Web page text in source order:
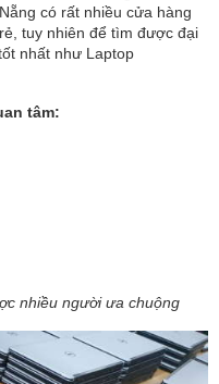
có rất nhiều cửa hàng
tuy nhiên để tìm được đại
nhất như Laptop
tâm:
nhiều người ưa chuộng